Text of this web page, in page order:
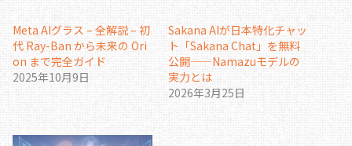
Meta AIグラス – 全解説 – 初
代 Ray-Ban から未来の Ori
on まで完全ガイド
2025年10月9日
Sakana AIが日本特化チャッ
ト「Sakana Chat」を無料
公開——Namazuモデルの
実力とは
2026年3月25日